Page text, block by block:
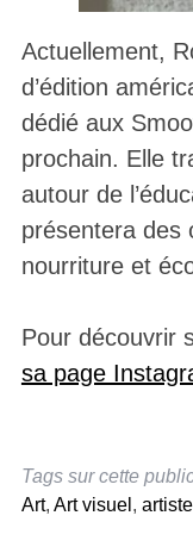
Actuellement,
d’édition
dédié aux
prochain. Elle
autour de
présentera
nourriture et
Pour découvrir
sa page
Tags sur cette
Art, Art visuel , artiste